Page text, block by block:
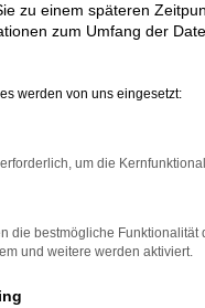
für
zu einem späteren
zum Umfang der
werden von uns eingesetzt:
um die
die bestmögliche
und weitere werden aktiviert.